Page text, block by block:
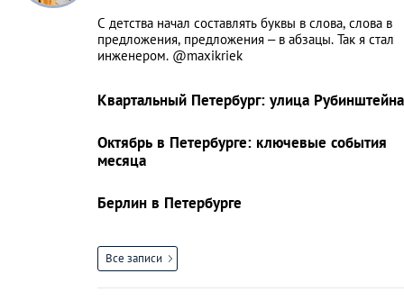
С детства начал составлять буквы в слова, слова в
предложения, предложения – в абзацы. Так я стал
инженером. @maxikriek
Квартальный Петербург: улица Рубинштейна
Октябрь в Петербурге: ключевые события
месяца
Берлин в Петербурге
Все записи